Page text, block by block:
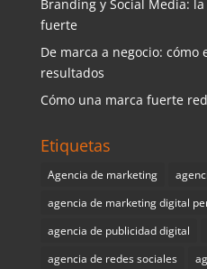
Branding y Social Media:
fuerte
De marca a negocio:
resultados
Cómo una marca fuerte
Etiquetas
Agencia de marketing
agencia de marketing digital
agencia de publicidad digital
agencia de redes sociales